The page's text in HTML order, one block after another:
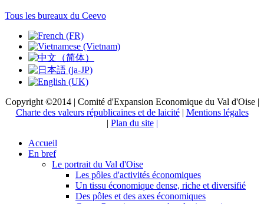
Tous les bureaux du Ceevo
Copyright ©2014 | Comité d'Expansion Economique du Val d'Oise |
Charte des valeurs républicaines et de laicité| Mentions légales
| Plan du site |
Accueil
En bref
Le portrait du Val d'Oise
Les pôles d'activités économiques
Un tissu économique dense, riche et diversifié
Des pôles et des axes économiques